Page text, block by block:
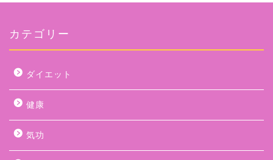
カテゴリー
ダイエット
健康
気功